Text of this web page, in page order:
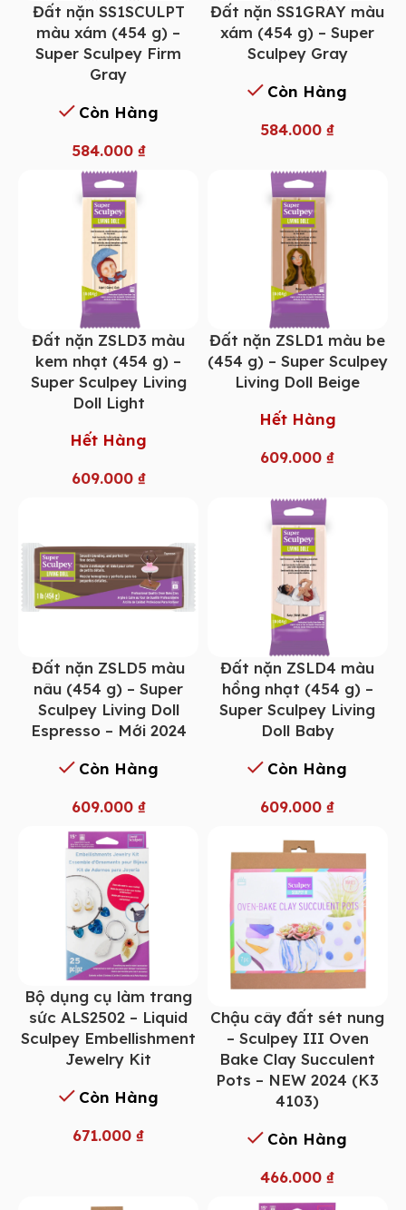
Đất nặn SS1SCULPT
màu xám (454 g) –
Super Sculpey Firm
Gray
Còn Hàng
584.000 ₫
Đất nặn SS1GRAY màu
xám (454 g) – Super
Sculpey Gray
Còn Hàng
584.000₫
Đất nặn ZSLD3 màu
kem nhạt (454 g) –
Super Sculpey Living
Doll Light
Hết Hàng
609.000 ₫
Đất nặn ZSLD1 màu be
(454 g) – Super Sculpey
Living Doll Beige
Hết Hàng
609.000₫
Đất nặn ZSLD5 màu
nâu (454 g) – Super
Sculpey Living Doll
Espresso – Mới 2024
Còn Hàng
609.000 ₫
Đất nặn ZSLD4 màu
hồng nhạt (454 g) –
Super Sculpey Living
Doll Baby
Còn Hàng
609.000₫
Bộ dụng cụ làm trang
sức ALS2502 – Liquid
Sculpey Embellishment
Jewelry Kit
Còn Hàng
671.000 ₫
Chậu cây đất sét nung
– Sculpey III Oven
Bake Clay Succulent
Pots – NEW 2024 (K3
4103)
Còn Hàng
466.000₫